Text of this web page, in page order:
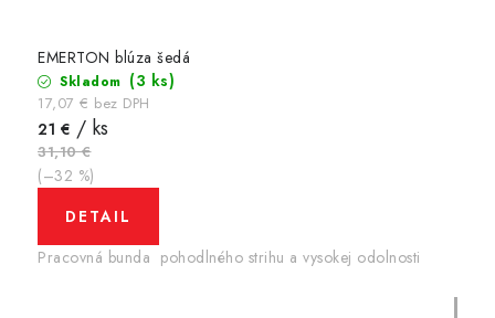
EMERTON blúza šedá
Skladom (3 ks)
17,07 € bez DPH
21 € / ks
31,10 €
(–32 %)
DETAIL
Pracovná bunda pohodlného strihu a vysokej odolnosti